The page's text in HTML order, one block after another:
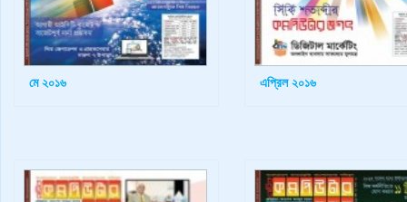
মে ২০১৬ এপ্রিল ২০১৬